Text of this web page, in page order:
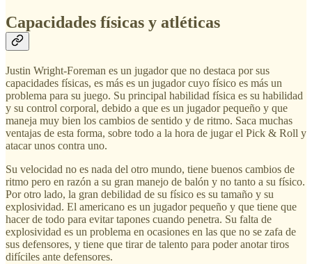
Capacidades físicas y atléticas
Justin Wright-Foreman es un jugador que no destaca por sus
capacidades físicas, es más es un jugador cuyo físico es más un
problema para su juego. Su principal habilidad física es su habilidad
y su control corporal, debido a que es un jugador pequeño y que
maneja muy bien los cambios de sentido y de ritmo. Saca muchas
ventajas de esta forma, sobre todo a la hora de jugar el Pick & Roll y
atacar unos contra uno.
Su velocidad no es nada del otro mundo, tiene buenos cambios de
ritmo pero en razón a su gran manejo de balón y no tanto a su físico.
Por otro lado, la gran debilidad de su físico es su tamaño y su
explosividad. El americano es un jugador pequeño y que tiene que
hacer de todo para evitar tapones cuando penetra. Su falta de
explosividad es un problema en ocasiones en las que no se zafa de
sus defensores, y tiene que tirar de talento para poder anotar tiros
difíciles ante defensores.